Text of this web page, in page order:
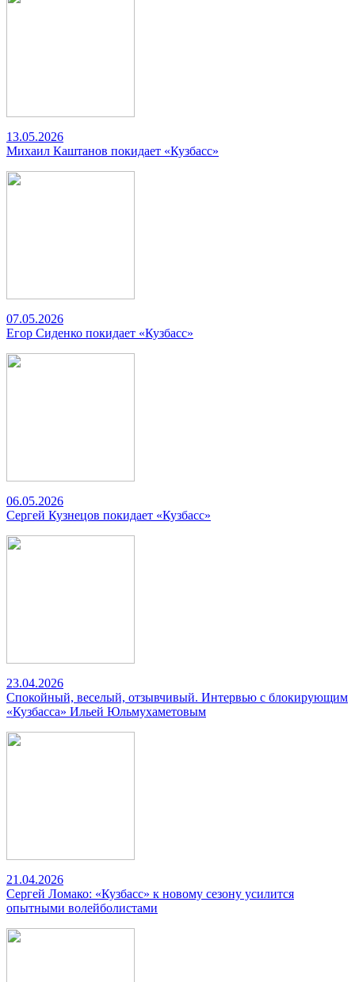
13.05.2026
Михаил Каштанов покидает «Кузбасс»
07.05.2026
Егор Сиденко покидает «Кузбасс»
06.05.2026
Сергей Кузнецов покидает «Кузбасс»
23.04.2026
Спокойный, веселый, отзывчивый. Интервью с блокирующим
«Кузбасса» Ильей Юльмухаметовым
21.04.2026
Сергей Ломако: «Кузбасс» к новому сезону усилится
опытными волейболистами